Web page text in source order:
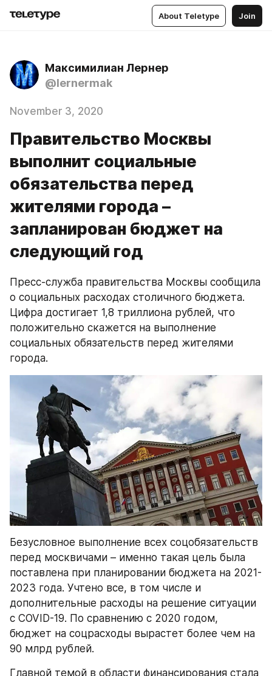
About Teletype Join
Максимилиан Лернер
@lernermak
November 3, 2020
Правительство Москвы
выполнит социальные
обязательства перед
жителями города –
запланирован бюджет на
следующий год
Пресс-служба правительства Москвы сообщила
о социальных расходах столичного бюджета.
Цифра достигает 1,8 триллиона рублей, что
положительно скажется на выполнение
социальных обязательств перед жителями
города.
Безусловное выполнение всех соцобязательств
перед москвичами – именно такая цель была
поставлена при планировании бюджета на 2021-
2023 года. Учтено все, в том числе и
дополнительные расходы на решение ситуации
с COVID-19. По сравнению с 2020 годом,
бюджет на соцрасходы вырастет более чем на
90 млрд рублей.
Главной темой в области финансирования стала